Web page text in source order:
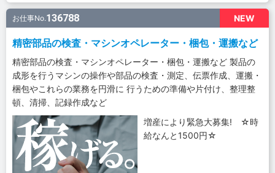
NEW
お仕事No.136788
精密部品の検査・マシンオペレーター・梱包・運搬など
精密部品の検査・マシンオペレーター・梱包・運搬など 製品の
成形を行うマシンの操作や部品の検査・測定、伝票作成、運搬・
梱包やこれらの業務を円滑に 行うための準備や片付け、整理整
頓、清掃、記録作成など
増産により緊急大募集! ☆時
給なんと1500円☆